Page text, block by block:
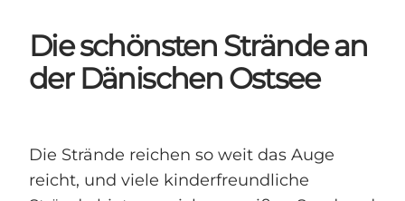
Reiseplanung
Transport
Die schönsten Strände an
der Dänischen Ostsee
Die Strände reichen so weit das Auge
reicht, und viele kinderfreundliche